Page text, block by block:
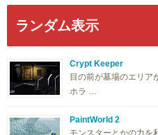
ランダム表示
Crypt Keeper
目の前が墓場のエリア
ホラ …
PaintWorld 2